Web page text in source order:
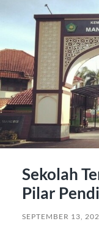
Sekolah
Pilar
SEPTEMBER 13,